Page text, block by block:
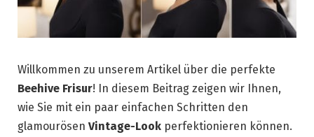
Willkommen zu unserem Artikel über die perfekte
Beehive Frisur! In diesem Beitrag zeigen wir Ihnen,
wie Sie mit ein paar einfachen Schritten den
glamourösen Vintage-Look perfektionieren können.